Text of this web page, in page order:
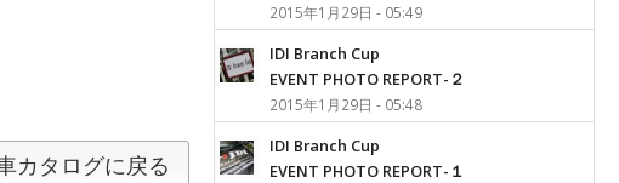
カタログに戻る
2015年1月29日 - 05:49
IDI Branch Cup
EVENT PHOTO REPORT-２
2015年1月29日 - 05:48
IDI Branch Cup
EVENT PHOTO REPORT-１